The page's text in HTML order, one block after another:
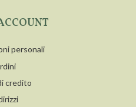
personali
credito